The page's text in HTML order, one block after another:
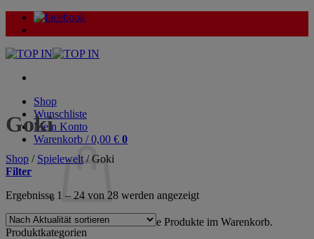
Zum
Inhalt
Shop
Wunschliste
Mein Konto
Warenkorb /0,00 € 0
Es befinden sich keine Produkte im Warenkorb.
Goki
Shop / Spielewelt /Goki
Filter
Ergebnisse 1 – 24 von 28 werden angezeigtNach
sortiert
Produktkategorien